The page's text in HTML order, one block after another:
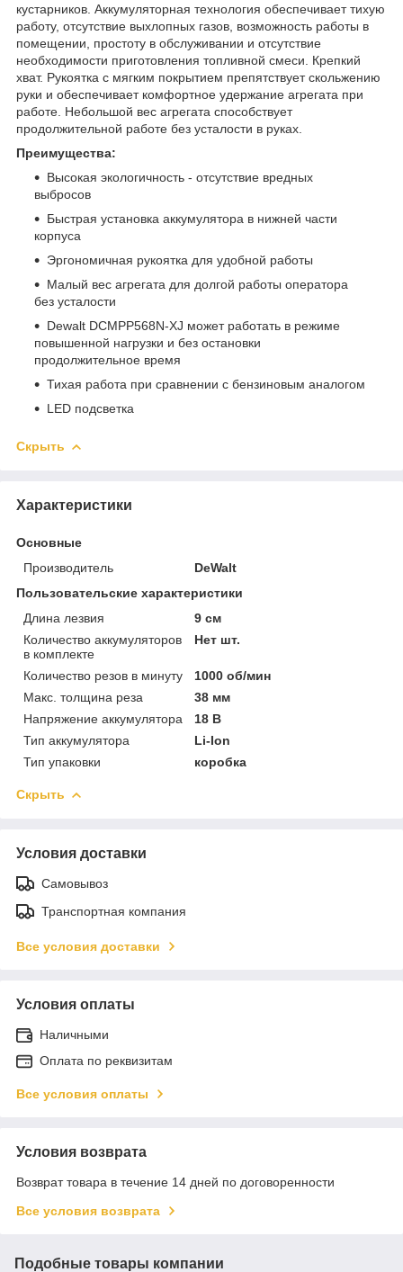
кустарников. Аккумуляторная технология обеспечивает тихую
работу, отсутствие выхлопных газов, возможность работы в
помещении, простоту в обслуживании и отсутствие
необходимости приготовления топливной смеси. Крепкий
хват. Рукоятка с мягким покрытием препятствует скольжению
руки и обеспечивает комфортное удержание агрегата при
работе. Небольшой вес агрегата способствует
продолжительной работе без усталости в руках.
Преимущества:
Высокая экологичность - отсутствие вредных
выбросов
Быстрая установка аккумулятора в нижней части
корпуса
Эргономичная рукоятка для удобной работы
Малый вес агрегата для долгой работы оператора
без усталости
Dewalt DCMPP568N-XJ может работать в режиме
повышенной нагрузки и без остановки
продолжительное время
Тихая работа при сравнении с бензиновым аналогом
LED подсветка
Скрыть
Характеристики
Основные
Производитель
DeWalt
Пользовательские характеристики
Длина лезвия
9 см
Количество аккумуляторов
в комплекте
Нет шт.
Количество резов в минуту
1000 об/мин
Макс. толщина реза
38 мм
Напряжение аккумулятора
18 В
Тип аккумулятора
Li-Ion
Тип упаковки
коробка
Скрыть
Условия доставки
Самовывоз
Транспортная компания
Все условия доставки
Условия оплаты
Наличными
Оплата по реквизитам
Все условия оплаты
Условия возврата
Возврат товара в течение 14 дней по договоренности
Все условия возврата
Подобные товары компании